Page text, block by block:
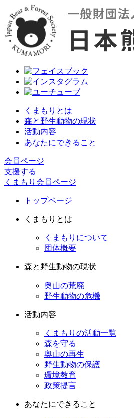
くまもりとは
森と野生動物の現状
活動内容
あなたにできること
会員ページ
支援する
くまもり会員ページ
トップページ
くまもりとは
くまもりについて
団体概要
森と野生動物の現状
奥山の荒廃
野生動物の危機
活動内容
くまもりの活動一覧
森を守る
奥山の再生
野生動物の保護
環境教育
政策提言
あなたにできること